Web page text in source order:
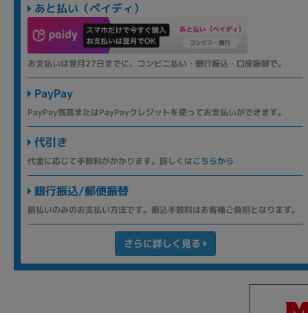
あと払い（ペイディ）
お支払いは翌月27日までに、コンビニ払い・銀行振込・口座振替で。
PayPay
PayPay残高またはPayPayクレジットを使ってお支払いができます。
代引き
代金に応じて手数料がかかります。詳しくはこちらから
銀行振込/郵便振替
前払いのみのお支払い方法です。振込手数料はお客様ご負担となります。
さらに詳しく見る